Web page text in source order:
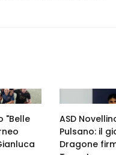
"Belle
ASD
Pulsano: il
Dragone